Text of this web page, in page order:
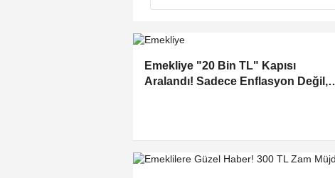
Emekliye "20 Bin TL" Kapısı
Aralandı! Sadece Enflasyon Değil,